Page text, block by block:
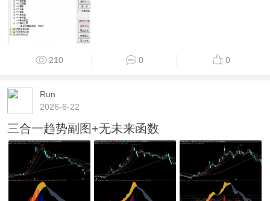
210 0 0
Run
2026-6-22
三合一趋势副图+无未来函数